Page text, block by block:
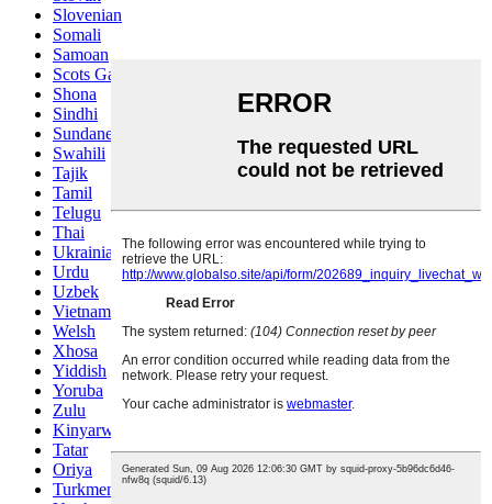
Slovenian
Somali
Samoan
Scots Gaelic
Shona
Sindhi
Sundanese
Swahili
Tajik
Tamil
Telugu
Thai
Ukrainian
Urdu
Uzbek
Vietnamese
Welsh
Xhosa
Yiddish
Yoruba
Zulu
Kinyarwanda
Tatar
Oriya
Turkmen